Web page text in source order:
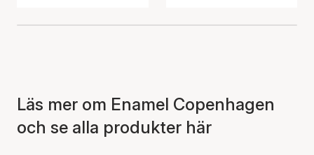
Läs mer om Enamel Copenhagen
och se alla produkter här